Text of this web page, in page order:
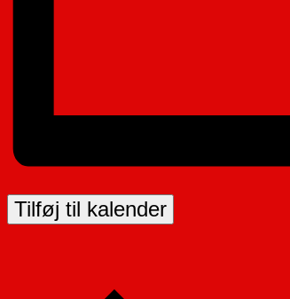
Tilføj til kalender